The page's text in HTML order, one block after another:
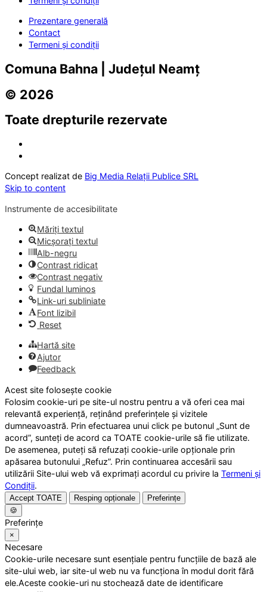
Prezentare generală
Contact
Termeni și condiții
Comuna Bahna | Județul Neamț
© 2026
Toate drepturile rezervate
Concept realizat de Big Media Relații Publice SRL
Skip to content
Instrumente de accesibilitate
Măriți textul
Micșorați textul
Alb-negru
Contrast ridicat
Contrast negativ
Fundal luminos
Link-uri subliniate
Font lizibil
Reset
Hartă site
Ajutor
Feedback
Acest site folosește cookie
Folosim cookie-uri pe site-ul nostru pentru a vă oferi cea mai
relevantă experiență, reținând preferințele și vizitele
dumneavoastră. Prin efectuarea unui click pe butonul „Sunt de
acord”, sunteți de acord ca TOATE cookie-urile să fie utilizate.
De asemenea, puteți să refuzați cookie-urile opționale prin
apăsarea butonului „Refuz”. Prin continuarea accesării sau
utilizării Site-ului web vă exprimați acordul cu privire la Termeni și
Condiții.
Accept TOATE Resping opționale
Preferințe
🍪
Preferințe
×
Necesare
Cookie-urile necesare sunt esențiale pentru funcțiile de bază ale
site-ului web, iar site-ul web nu va funcționa în modul dorit fără
ele.Aceste cookie-uri nu stochează date de identificare